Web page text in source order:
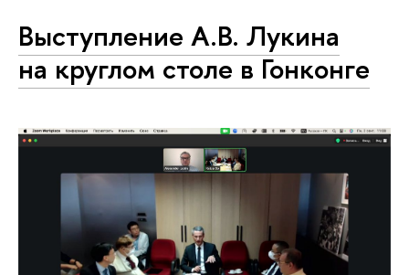
Выступление А.В. Лукина
на круглом столе в Гонконге